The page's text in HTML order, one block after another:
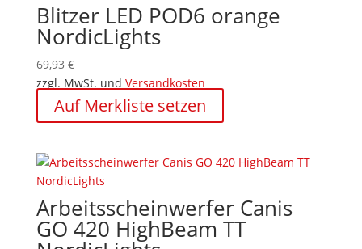
Blitzer LED POD6 orange
NordicLights
69,93 €
zzgl. MwSt. und Versandkosten
Auf Merkliste setzen
Arbeitsscheinwerfer Canis
GO 420 HighBeam TT